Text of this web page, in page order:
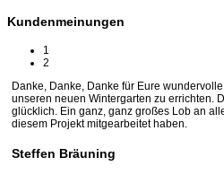
Kundenmeinungen
1
2
Danke, Danke, Danke für Eure
unseren neuen Wintergarten zu errichten.
glücklich. Ein ganz, ganz großes Lob an
diesem Projekt mitgearbeitet haben.
Steffen Bräuning